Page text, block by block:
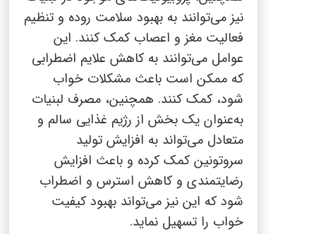
نیز می‌توانند به بهبود سلامت روده و تنظیم
فعالیت مغز و اعصاب کمک کنند. این
عوامل می‌توانند به کاهش علایم اضطرابی
که ممکن است باعث مشکلات خواب
شود، کمک کنند. همچنین، مصرف لبنیات
به‌عنوان یک بخش از رژیم غذایی سالم و
متعادل می‌تواند به افزایش تولید
سروتونین کمک کرده و باعث افزایش
رضایتمندی و کاهش استرس و اضطراب
شود که این نیز می‌تواند بهبود کیفیت
خواب را تسهیل نماید.